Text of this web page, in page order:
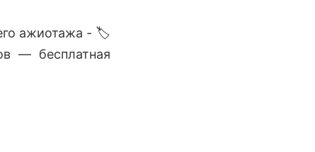
ажиотажа - 🏷️
— бесплатная